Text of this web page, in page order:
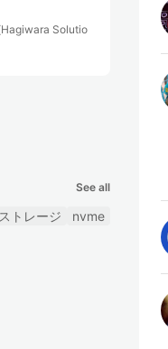
Solutio
See all
ストレージ
nvme